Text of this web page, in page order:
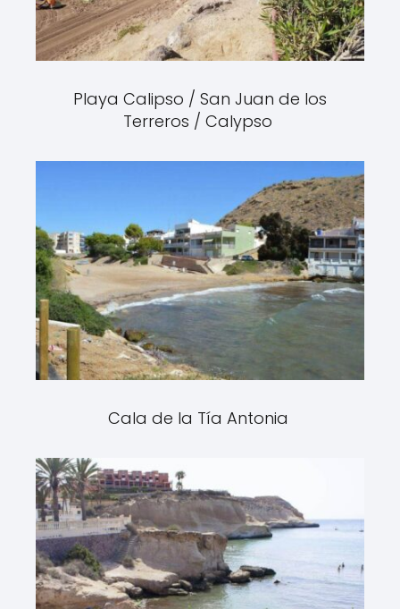
Playa Calipso / San Juan de los
Terreros / Calypso
Cala de la Tía Antonia